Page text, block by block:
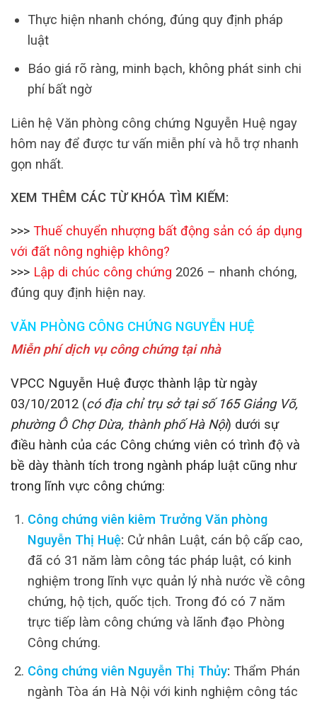
Thực hiện nhanh chóng, đúng quy định pháp
luật
Báo giá rõ ràng, minh bạch, không phát sinh chi
phí bất ngờ
Liên hệ Văn phòng công chứng Nguyễn Huệ ngay
hôm nay để được tư vấn miễn phí và hỗ trợ nhanh
gọn nhất.
XEM THÊM CÁC TỪ KHÓA TÌM KIẾM:
>>> Thuế chuyển nhượng bất động sản có áp dụng
với đất nông nghiệp không?
>>> Lập di chúc công chứng 2026 – nhanh chóng,
đúng quy định hiện nay.
VĂN PHÒNG CÔNG CHỨNG NGUYỄN HUỆ
Miễn phí dịch vụ công chứng tại nhà
VPCC Nguyễn Huệ được thành lập từ ngày
03/10/2012 (có địa chỉ trụ sở tại số 165 Giảng Võ,
phường Ô Chợ Dừa, thành phố Hà Nội) dưới sự
điều hành của các Công chứng viên có trình độ và
bề dày thành tích trong ngành pháp luật cũng như
trong lĩnh vực công chứng:
Công chứng viên kiêm Trưởng Văn phòng
Nguyễn Thị Huệ: Cử nhân Luật, cán bộ cấp cao,
đã có 31 năm làm công tác pháp luật, có kinh
nghiệm trong lĩnh vực quản lý nhà nước về công
chứng, hộ tịch, quốc tịch. Trong đó có 7 năm
trực tiếp làm công chứng và lãnh đạo Phòng
Công chứng.
Công chứng viên Nguyễn Thị Thủy: Thẩm Phán
ngành Tòa án Hà Nội với kinh nghiệm công tác